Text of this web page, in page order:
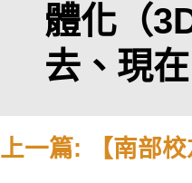
體化（
去、現
上一篇: 【南部